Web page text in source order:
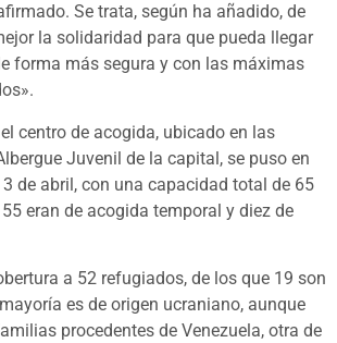
Se trata, según ha añadido, de
la solidaridad para que pueda llegar
forma más segura y con las máximas
centro de acogida, ubicado en las
Juvenil de la capital, se puso en
de abril, con una capacidad total de 65
eran de acogida temporal y diez de
a 52 refugiados, de los que 19 son
es de origen ucraniano, aunque
procedentes de Venezuela, otra de